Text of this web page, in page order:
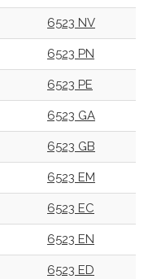
6523 NV
6523 PN
6523 PE
6523 GA
6523 GB
6523 EM
6523 EC
6523 EN
6523 ED